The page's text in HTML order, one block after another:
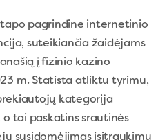
pagrindine internetinio
suteikiančia žaidėjams
į fizinio kazino
m. Statista atliktu tyrimu,
kategorija
o tai paskatins srautinės
susidomėjimas įsitraukimu